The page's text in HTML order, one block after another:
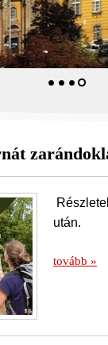
után.
tovább »